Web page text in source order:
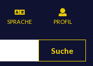
SPRACHE PROFIL
Suche